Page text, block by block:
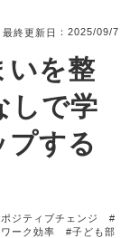
最終更新日 ：2025/09/7
いを整
しで学
プする
ジティブチェンジ
#
ーク効率
#子ども部